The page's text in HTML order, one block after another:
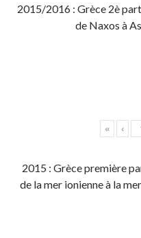
2015/2016 : Grèce 2è
de Naxos à
« ‹
2015 : Grèce première
de la mer ionienne à la